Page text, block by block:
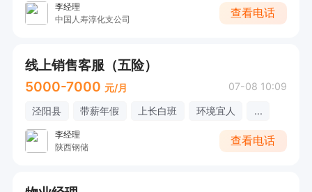
李经理
中国人寿淳化支公司
查看电话
线上销售客服（五险）
5000-7000 元/月 07-08 10:09
泾阳县 带薪年假 上长白班 环境宜人 ...
李经理
陕西钢储
查看电话